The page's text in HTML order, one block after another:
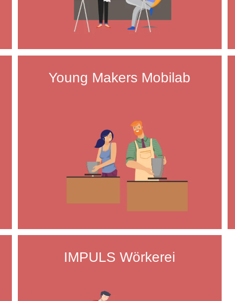
weiterführenden schulischen Ausbildung Nachholbedarf
haben. Jobtrain fokussiert sich auf Jugendliche mit
Young Makers Mobilab
IMPULS Wörkerei